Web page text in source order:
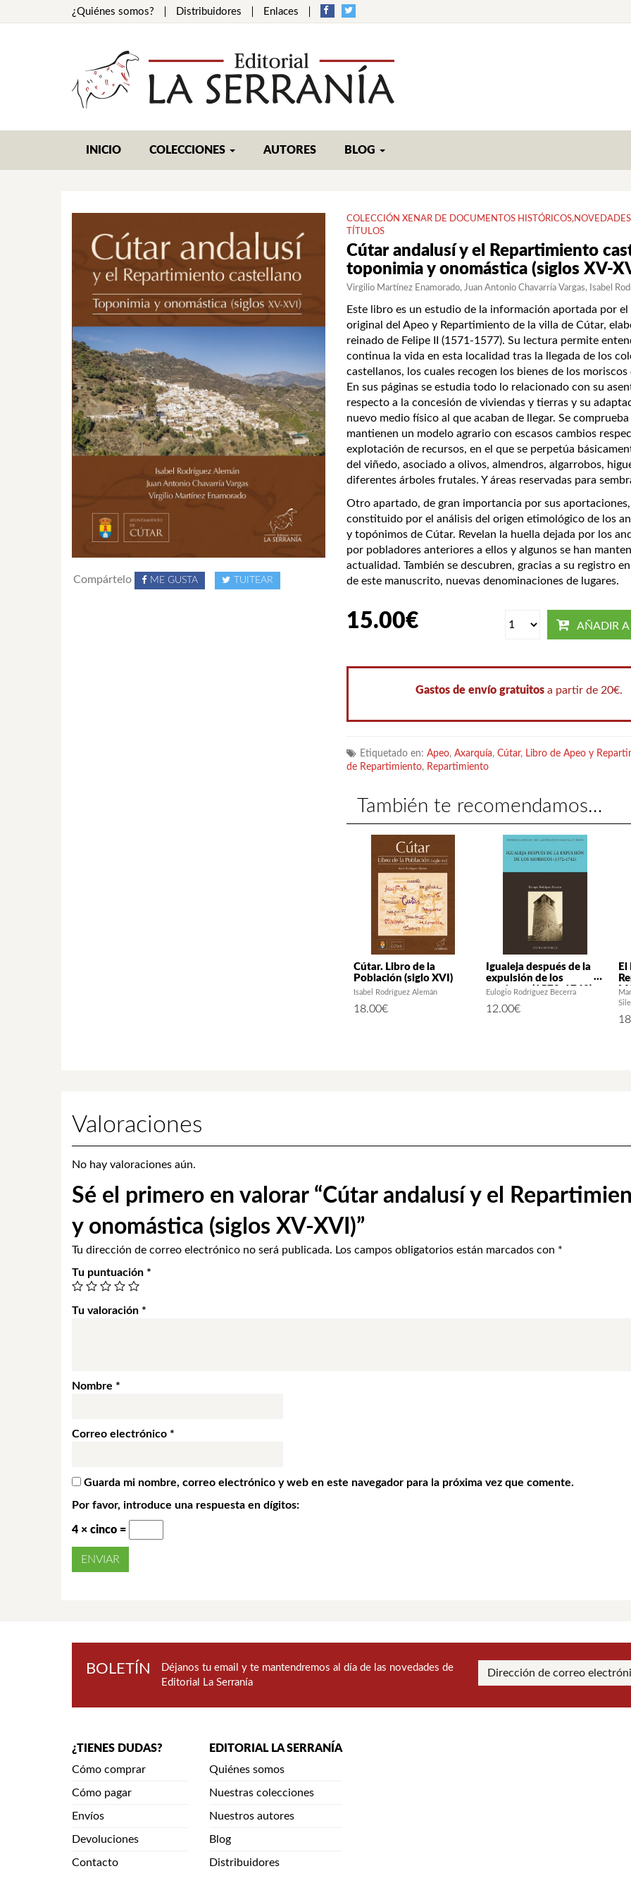
¿Quiénes somos? Distribuidores Enlaces
INICIO COLECCIONES AUTORES BLOG
Compártelo ME GUSTA TUITEAR
COLECCIÓN XENAR DE DOCUMENTOS HISTÓRICOS,NOVEDADES
TÍTULOS
Cútar andalusí y el Repartimiento
toponimia y onomástica (siglos XV-
Virgilio Martínez Enamorado Juan Antonio Chavarría Vargas Isabel
Este libro es un estudio de la información aportada por
original del Apeo y Repartimiento de la villa de Cútar,
reinado de Felipe II (1571-1577). Su lectura permite
continua la vida en esta localidad tras la llegada de los
castellanos, los cuales recogen los bienes de los
En sus páginas se estudia todo lo relacionado con su
respecto a la concesión de viviendas y tierras y su
nuevo medio físico al que acaban de llegar. Se
mantienen un modelo agrario con escasos cambios
explotación de recursos, en el que se perpetúa
del viñedo, asociado a olivos, almendros, algarrobos,
diferentes árboles frutales. Y áreas reservadas para
Otro apartado, de gran importancia por sus aportaciones,
constituido por el análisis del origen etimológico de los
y topónimos de Cútar. Revelan la huella dejada por los
por pobladores anteriores a ellos y algunos se han
actualidad. También se descubren, gracias a su registro
de este manuscrito, nuevas denominaciones de lugares.
15.00€ AÑADIR A
Gastos de envío gratuitosa partir de 20€.
Etiquetado en: Apeo, Axarquía, Cútar, Libro de Apeo y
de Repartimiento, Repartimiento
Isabel
Isabel
profesora
en Málaga
Moderna.
También te recomendamos…
Cútar. Libro de la
Población (siglo XVI)
Isabel Rodríguez Alemán
18.00€
Igualeja después de la
expulsión de los
moriscos (1572-1742)
Eulogio Rodríguez Becerra
12.00€
Valoraciones
No hay valoraciones aún.
Sé el primero en valorar “Cútar andalusí y el
y onomástica (siglos XV-XVI)”
Tu dirección de correo electrónico no será publicada. Los campos obligatorios están marcados con *
Tu puntuación *
Tu valoración *
Nombre *
Correo electrónico *
Guarda mi nombre, correo electrónico y web en este navegador para la próxima vez que comente.
Por favor, introduce una respuesta en dígitos:
4 × cinco =
BOLETÍN
Déjanos tu email y te mantendremos al día de las novedades de
Editorial La Serranía
¿TIENES DUDAS?
Cómo comprar
Cómo pagar
Envíos
Devoluciones
Contacto
EDITORIAL LA SERRANÍA
Quiénes somos
Nuestras colecciones
Nuestros autores
Blog
Distribuidores